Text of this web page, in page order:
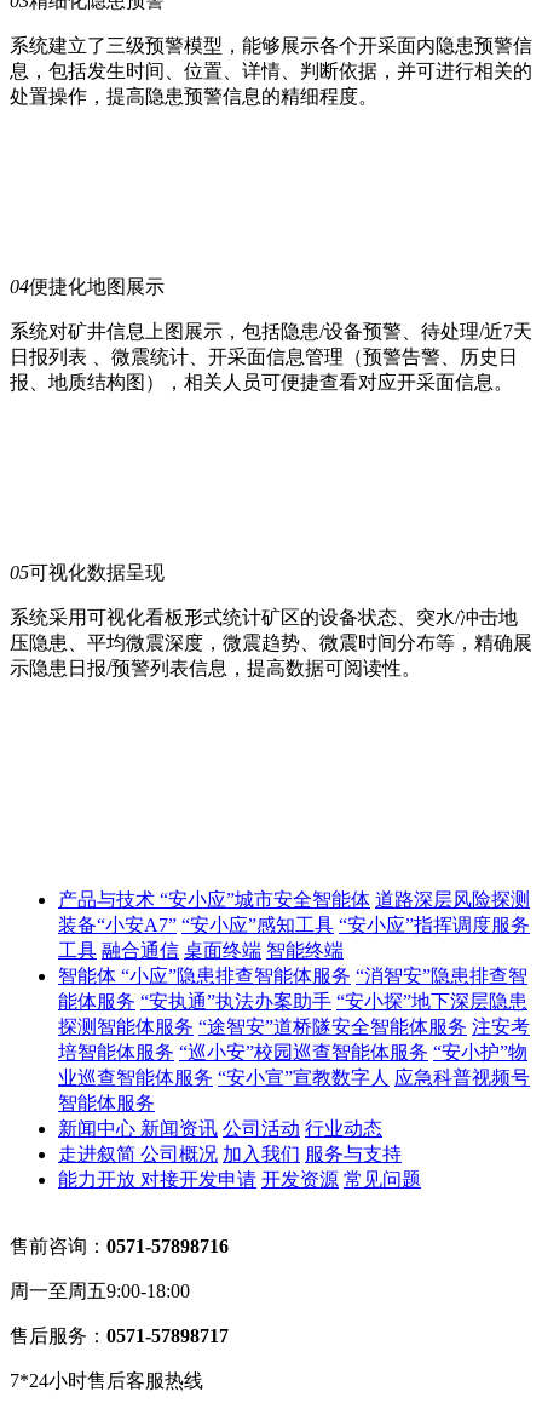
系统建立了三级预警模型，能够展示各个开采面内隐患预警信
息，包括发生时间、位置、详情、判断依据，并可进行相关的
处置操作，提高隐患预警信息的精细程度。
04便捷化地图展示
系统对矿井信息上图展示，包括隐患/设备预警、待处理/近7天
日报列表 、微震统计、开采面信息管理（预警告警、历史日
报、地质结构图），相关人员可便捷查看对应开采面信息。
05可视化数据呈现
系统采用可视化看板形式统计矿区的设备状态、突水/冲击地
压隐患、平均微震深度，微震趋势、微震时间分布等，精确展
示隐患日报/预警列表信息，提高数据可阅读性。
产品与技术 “安小应”城市安全智能体 道路深层风险探测
装备“小安A7” “安小应”感知工具 “安小应”指挥调度服务
工具 融合通信 桌面终端 智能终端
智能体 “小应”隐患排查智能体服务 “消智安”隐患排查智
能体服务 “安执通”执法办案助手 “安小探”地下深层隐患
探测智能体服务 “途智安”道桥隧安全智能体服务 注安考
培智能体服务 “巡小安”校园巡查智能体服务 “安小护”物
业巡查智能体服务 “安小宣”宣教数字人 应急科普视频号
智能体服务
新闻中心 新闻资讯 公司活动 行业动态
走进叙简 公司概况 加入我们 服务与支持
能力开放 对接开发申请 开发资源 常见问题
售前咨询： 0571-57898716
周一至周五9:00-18:00
售后服务： 0571-57898717
7*24小时售后客服热线